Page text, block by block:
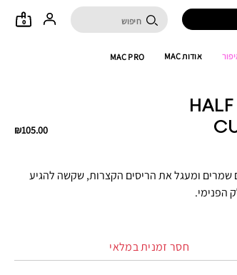
0
אודות MAC MAC PRO
₪105.00
שמרים ומעגל את הריסים הקצרות, שקשה להגיע
הפנימי.
חסר זמנית במלאי